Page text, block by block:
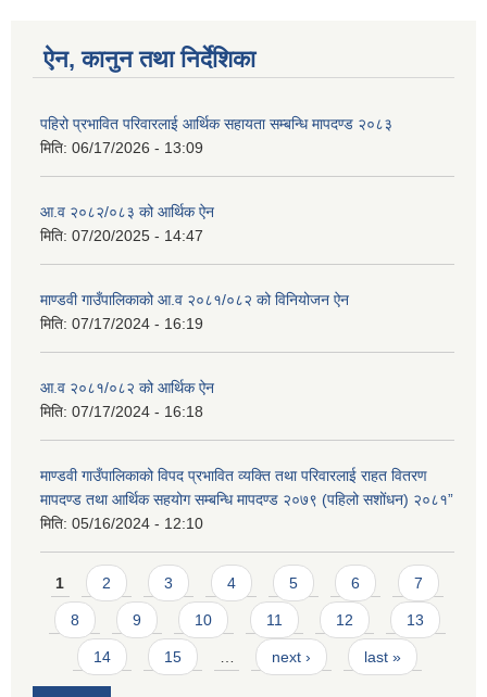
ऐन, कानुन तथा निर्देशिका
पहिरो प्रभावित परिवारलाई आर्थिक सहायता सम्बन्धि मापदण्ड २०८३
मिति: 06/17/2026 - 13:09
आ.व २०८२/०८३ को आर्थिक ऐन
मिति: 07/20/2025 - 14:47
माण्डवी गाउँपालिकाको आ.व २०८१/०८२ को विनियोजन ऐन
मिति: 07/17/2024 - 16:19
आ.व २०८१/०८२ को आर्थिक ऐन
मिति: 07/17/2024 - 16:18
माण्डवी गाउँपालिकाको विपद प्रभावित व्यक्ति तथा परिवारलाई राहत वितरण
मापदण्ड तथा आर्थिक सहयोग सम्बन्धि मापदण्ड २०७९ (पहिलो सशोंधन) २०८१”
मिति: 05/16/2024 - 12:10
Pages
1 2 3 4 5 6 7
8 9 10 11 12 13
14 15 next › last »